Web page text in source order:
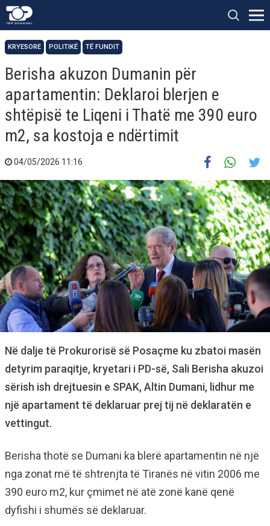
KRYESORE POLITIKË TË FUNDIT
Berisha akuzon Dumanin për
apartamentin: Deklaroi blerjen e
shtëpisë te Liqeni i Thatë me 390 euro
m2, sa kostoja e ndërtimit
04/05/2026 11:16
Në dalje të Prokurorisë së Posaçme ku zbatoi masën
detyrim paraqitje, kryetari i PD-së, Sali Berisha akuzoi
sërish ish drejtuesin e SPAK, Altin Dumani, lidhur me
një apartament të deklaruar prej tij në deklaratën e
vettingut.
Berisha thotë se Dumani ka blerë apartamentin në një
nga zonat më të shtrenjta të Tiranës në vitin 2006 me
390 euro m2, kur çmimet në atë zonë kanë qenë
dyfishi i shumës së deklaruar.